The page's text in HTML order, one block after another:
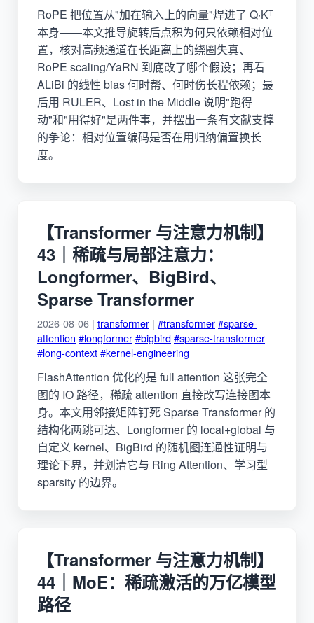
RoPE 把位置从"加在输入上的向量"焊进了 Q·Kᵀ
本身——本文推导旋转后点积为何只依赖相对位
置，核对高频通道在长距离上的绕圈失真、
RoPE scaling/YaRN 到底改了哪个假设；再看
ALiBi 的线性 bias 何时帮、何时伤长程依赖；最
后用 RULER、Lost in the Middle 说明"跑得
动"和"用得好"是两件事，并摆出一条有文献支撑
的争论：相对位置编码是否在用归纳偏置换长
度。
【Transformer 与注意力机制】
43｜稀疏与局部注意力：
Longformer、BigBird、
Sparse Transformer
2026-08-06 | transformer | #transformer#sparse-
attention #longformer#bigbird#sparse-transformer
#long-context#kernel-engineering
FlashAttention 优化的是 full attention 这张完全
图的 IO 路径，稀疏 attention 直接改写连接图本
身。本文用邻接矩阵钉死 Sparse Transformer 的
结构化两跳可达、Longformer 的 local+global 与
自定义 kernel、BigBird 的随机图连通性证明与
理论下界，并划清它与 Ring Attention、学习型
sparsity 的边界。
【Transformer 与注意力机制】
44｜MoE：稀疏激活的万亿模型
路径